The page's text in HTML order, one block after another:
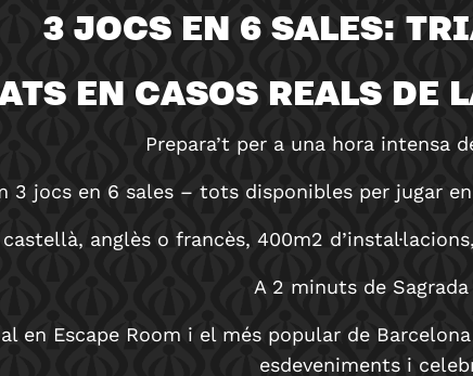
3 JOCS EN 6 SALES:
EN CASOS REALS DE
Prepara’t per a una hora intensa
3 jocs en 6 sales – tots disponibles per jugar
anglès o francès, 400m2
A 2 minuts de
en Escape Room i el més popular de
esdeveniments i